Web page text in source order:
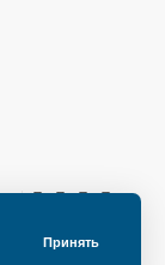
Принять